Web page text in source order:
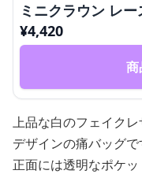
ミニクラウン レ
¥4,420
商
上品な白のフェイク
デザインの痛バッグで
正面には透明なポケ